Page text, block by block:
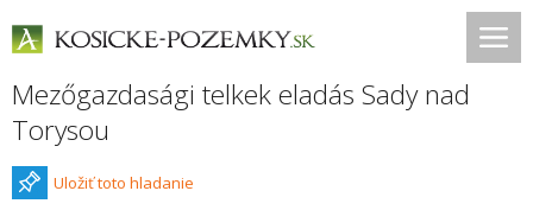
Mezőgazdasági telkek eladás Sady nad
Torysou
Uložiť toto hladanie